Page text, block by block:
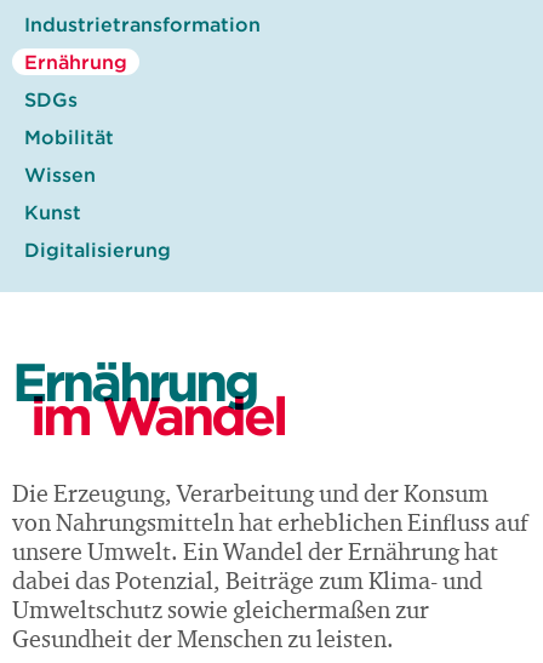
Industrietransformation
Ernährung
SDGs
Mobilität
Wissen
Kunst
Digitalisierung
Ernährung
im Wandel
Die Erzeugung, Verarbeitung und der Konsum
von Nahrungsmitteln hat erheblichen Einfluss auf
unsere Umwelt. Ein Wandel der Ernährung hat
dabei das Potenzial, Beiträge zum Klima- und
Umweltschutz sowie gleichermaßen zur
Gesundheit der Menschen zu leisten.